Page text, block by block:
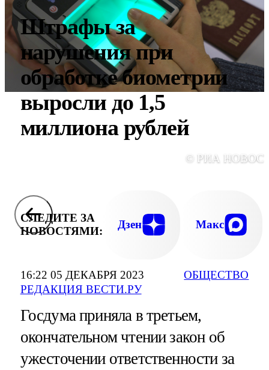
16:22 05 ДЕКАБРЯ 2023
РЕДАКЦИЯ ВЕСТИ.РУ
ОБЩЕСТВО
Штрафы за
нарушения при
обработке биометрии
выросли до 1,5
миллиона рублей
© РИА
СЛЕДИТЕ ЗА
НОВОСТЯМИ:
Дзен Макс
Госдума приняла в третьем,
окончательном чтении закон об
ужесточении ответственности за